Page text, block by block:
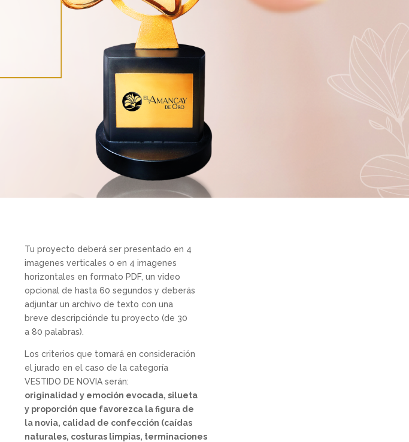
Tu proyecto deberá ser presentado en 4
imagenes verticales o en 4 imagenes
horizontales en formato PDF, un video
opcional de hasta 60 segundos y deberás
adjuntar un archivo de texto con una
breve descripciónde tu proyecto (de 30
a 80 palabras).
Los criterios que tomará en consideración
el jurado en el caso de la categoría
VESTIDO DE NOVIA serán:
originalidad y emoción evocada, silueta
y proporción que favorezca la figura de
la novia, calidad de confección (caídas
naturales, costuras limpias, terminaciones